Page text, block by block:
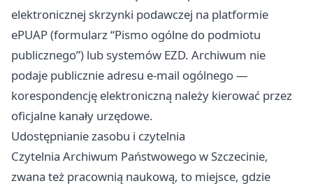
elektronicznej skrzynki podawczej na platformie
ePUAP (formularz “Pismo ogólne do podmiotu
publicznego”) lub systemów EZD. Archiwum nie
podaje publicznie adresu e-mail ogólnego —
korespondencję elektroniczną należy kierować przez
oficjalne kanały urzędowe.
Udostępnianie zasobu i czytelnia
Czytelnia Archiwum Państwowego w Szczecinie,
zwana też pracownią naukową, to miejsce, gdzie